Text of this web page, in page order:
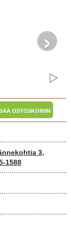
›
OSTOSKORIIN
3,
1588